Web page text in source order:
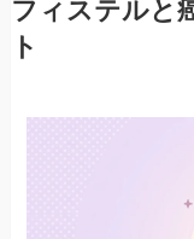
フィステルと
ト